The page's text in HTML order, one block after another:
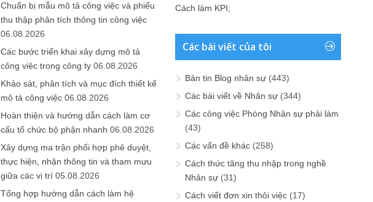
Chuẩn bị mẫu mô tả công việc và phiếu
thu thập phân tích thông tin công việc
06.08.2026
Các bước triển khai xây dựng mô tả
công việc trong công ty 06.08.2026
Khảo sát, phân tích và mục đích thiết kế
mô tả công việc 06.08.2026
Hoàn thiện và hướng dẫn cách làm cơ
cấu tổ chức bộ phận nhanh 06.08.2026
Xây dựng ma trận phối hợp phê duyệt,
thực hiện, nhận thông tin và tham mưu
giữa các vị trí 05.08.2026
Tổng hợp hướng dẫn cách làm hệ
Cách làm KPI;
Các bài viết của tôi
Bản tin Blog nhân sự (443)
Các bài viết về Nhân sự (344)
Các công việc Phòng Nhân sự phải làm
(43)
Các vấn đề khác (258)
Cách thức tăng thu nhập trong nghề
Nhân sự (31)
Cách viết đơn xin thôi việc (17)